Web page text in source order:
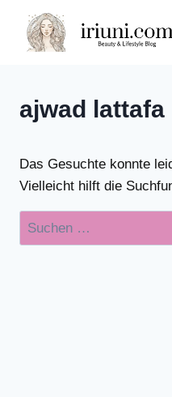
Inhalt
springen
ajwad lattafa
Das Gesuchte konnte
Vielleicht hilft die
Suchen
nach: